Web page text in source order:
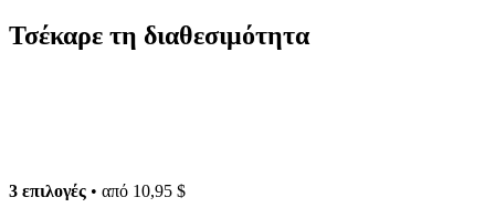
Τσέκαρε τη διαθεσιμότητα
3 επιλογές • από 10,95 $